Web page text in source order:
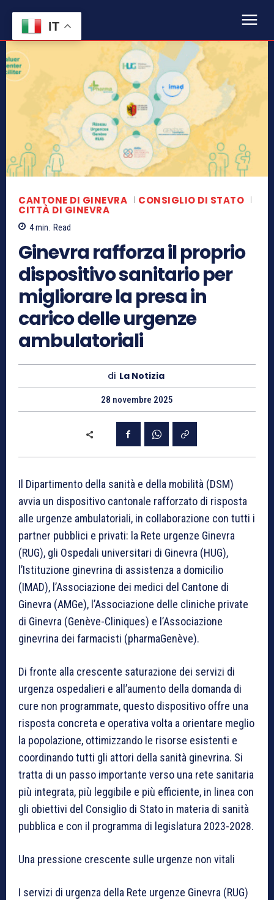
CANTONE DI GINEVRA CONSIGLIO DI STATO
CITTÀ DI GINEVRA
4min. Read
Ginevra rafforza il proprio
dispositivo sanitario per
migliorare la presa in
carico delle urgenze
ambulatoriali
di La Notizia
28 novembre 2025
Il Dipartimento della sanità e della mobilità (DSM)
avvia un dispositivo cantonale rafforzato di risposta
alle urgenze ambulatoriali, in collaborazione con tutti i
partner pubblici e privati: la Rete urgenze Ginevra
(RUG), gli Ospedali universitari di Ginevra (HUG),
l’Istituzione ginevrina di assistenza a domicilio
(IMAD), l’Associazione dei medici del Cantone di
Ginevra (AMGe), l’Associazione delle cliniche private
di Ginevra (Genève-Cliniques) e l’Associazione
ginevrina dei farmacisti (pharmaGenève).
Di fronte alla crescente saturazione dei servizi di
urgenza ospedalieri e all’aumento della domanda di
cure non programmate, questo dispositivo offre una
risposta concreta e operativa volta a orientare meglio
la popolazione, ottimizzando le risorse esistenti e
coordinando tutti gli attori della sanità ginevrina. Si
tratta di un passo importante verso una rete sanitaria
più integrata, più leggibile e più efficiente, in linea con
gli obiettivi del Consiglio di Stato in materia di sanità
pubblica e con il programma di legislatura 2023-2028.
Una pressione crescente sulle urgenze non vitali
I servizi di urgenza della Rete urgenze Ginevra (RUG)
IT